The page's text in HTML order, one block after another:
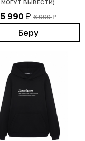
МОГУТ ВЫВЕСТИ)
5 990 ₽ 6 990₽
Беру